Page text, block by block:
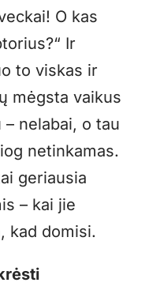
O kas
Ir
to viskas ir
mėgsta vaikus
nelabai, o tau
netinkamas.
geriausia
– kai jie
kad domisi.